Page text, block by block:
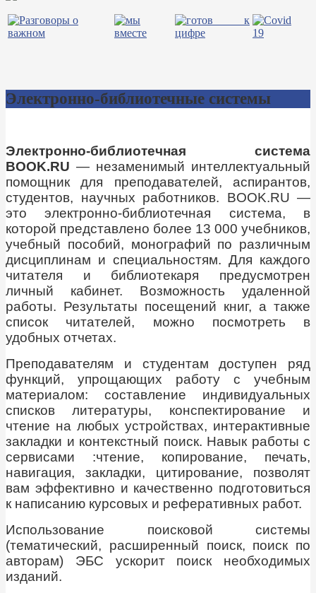
Электронно-библиотечные системы
Электронно-библиотечная система
BOOK.RU — незаменимый интеллектуальный
помощник для преподавателей, аспирантов,
студентов, научных работников. BOOK.RU —
это электронно-библиотечная система, в
которой представлено более 13 000 учебников,
учебный пособий, монографий по различным
дисциплинам и специальностям. Для каждого
читателя и библиотекаря предусмотрен
личный кабинет. Возможность удаленной
работы. Результаты посещений книг, а также
список читателей, можно посмотреть в
удобных отчетах.
Преподавателям и студентам доступен ряд
функций, упрощающих работу с учебным
материалом: составление индивидуальных
списков литературы, конспектирование и
чтение на любых устройствах, интерактивные
закладки и контекстный поиск. Навык работы с
сервисами :чтение, копирование, печать,
навигация, закладки, цитирование, позволят
вам эффективно и качественно подготовиться
к написанию курсовых и реферативных работ.
Использование поисковой системы
(тематический, расширенный поиск, поиск по
авторам) ЭБС ускорит поиск необходимых
изданий.